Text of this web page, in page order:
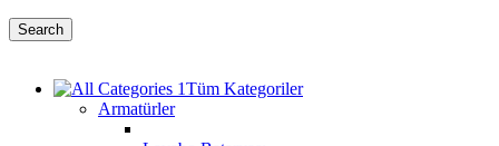
Search
Tüm Kategoriler
Armatürler